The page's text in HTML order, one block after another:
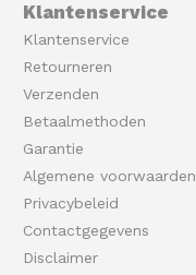
Klantenservice
Klantenservice
Retourneren
Verzenden
Betaalmethoden
Garantie
Algemene voorwaarden
Privacybeleid
Contactgegevens
Disclaimer